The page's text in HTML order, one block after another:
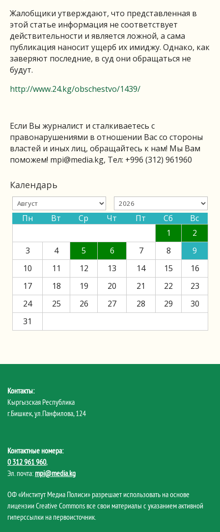
Жалобщики утверждают, что представленная в
этой статье информация не соответствует
действительности и является ложной, а сама
публикация наносит ущерб их имиджу. Однако, как
заверяют последние, в суд они обращаться не
будут.
http://www.24.kg/obschestvo/1439/
Если Вы журналист и сталкиваетесь с
правонарушениями в отношении Вас со стороны
властей и иных лиц, обращайтесь к нам! Мы Вам
поможем! mpi@media.kg, Тел: +996 (312) 961960
Календарь
Пн Вт Ср Чт Пт Сб
Вс
1
2
3
4 5 6 7 8
9
10
11 12 13 14 15
16
17
18 19 20 21 22
23
24
25 26 27 28 29
30
31
Контакты:
Кыргызская Республика
г.Бишкек, ул.Панфилова, 124
Контактные номера:
0 312 961 960,
Эл. почта: mpi@media.kg
ОФ «Институт Медиа Полиси» разрешает использовать на основе
лицензии Creative Commons все свои материалы с указанием активной
гиперссылки на первоисточник.